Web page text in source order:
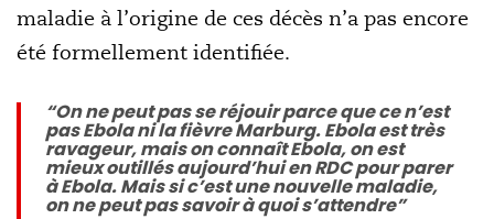
maladie à l’origine de ces décès n’a pas encore
été formellement identifiée.
“On ne peut pas se réjouir parce que ce n’est
pas Ebola ni la fièvre Marburg. Ebola est très
ravageur, mais on connaît Ebola, on est
mieux outillés aujourd’hui en RDC pour parer
à Ebola. Mais si c’est une nouvelle maladie,
on ne peut pas savoir à quoi s’attendre”